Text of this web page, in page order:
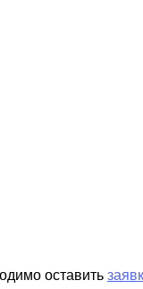
оставить